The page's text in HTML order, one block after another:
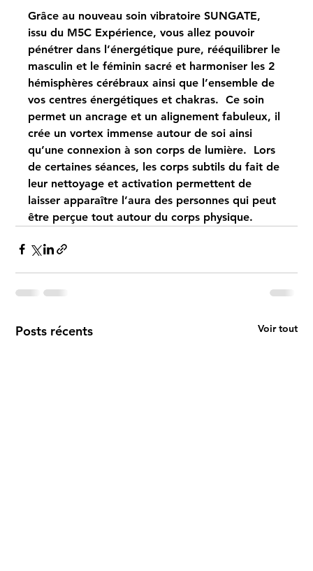
Grâce au nouveau soin vibratoire SUNGATE,
issu du M5C Expérience, vous allez pouvoir
pénétrer dans l’énergétique pure, rééquilibrer le
masculin et le féminin sacré et harmoniser les 2
hémisphères cérébraux ainsi que l’ensemble de
vos centres énergétiques et chakras. ​ Ce soin
permet un ancrage et un alignement fabuleux, il
crée un vortex immense autour de soi ainsi
qu’une connexion à son corps de lumière. ​ Lors
de certaines séances, les corps subtils du fait de
leur nettoyage et activation permettent de
laisser apparaître l’aura des personnes qui peut
être perçue tout autour du corps physique.
Posts récents Voir tout